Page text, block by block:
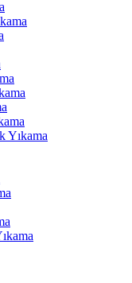
Yıkama